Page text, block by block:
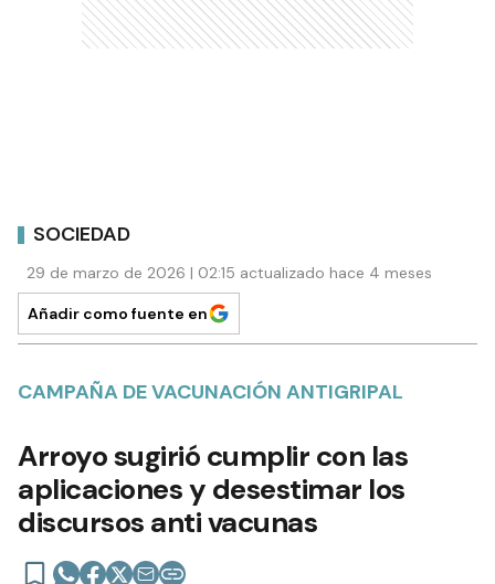
SOCIEDAD
29 de marzo de 2026 | 02:15 actualizado hace 4 meses
Añadir como fuente en
CAMPAÑA DE VACUNACIÓN ANTIGRIPAL
Arroyo sugirió cumplir con las
aplicaciones y desestimar los
discursos anti vacunas